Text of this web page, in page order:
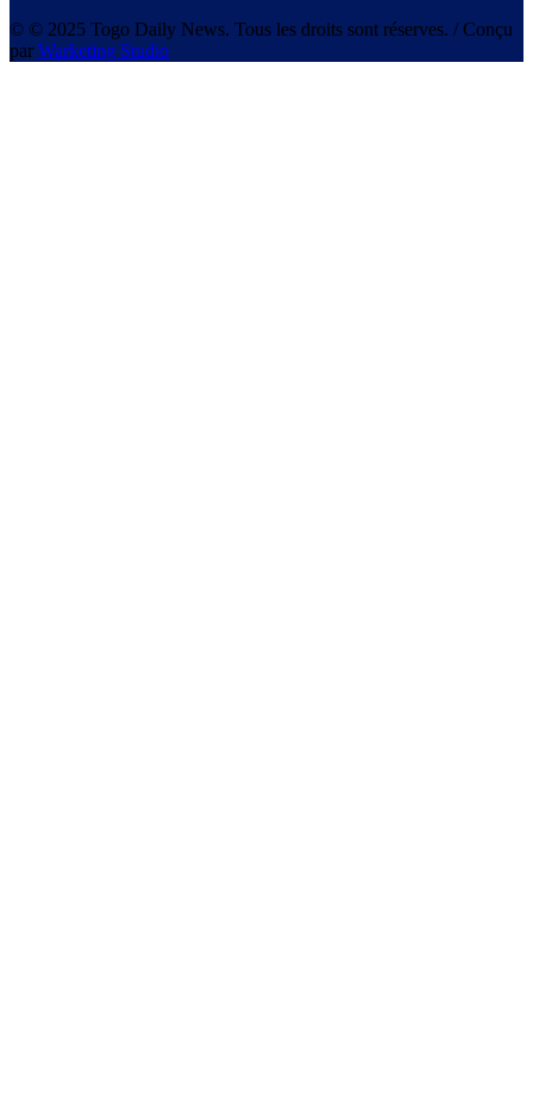
© © 2025 Togo Daily News. Tous les droits sont réserves. / Conçu
par Warketing Studio